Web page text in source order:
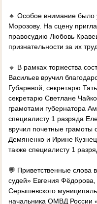
🔸 Особое внимание было
Морозову. На сцену
правосудию Любовь
признательности за их труд.
🔸 В рамках торжества
Васильев вручил
Губаревой, секретарю
секретарю Светлане
грамотами губернатора
специалисту 1 разряда
вручил почетные грамоты
Демяненко и Ирине
также специалисту 1
💬 Приветственные слова
судей» Евгения Фёдорова,
Серышевского
начальника ОМВД России